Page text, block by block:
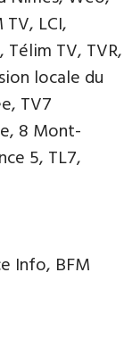
TV, LCI,
Télim TV, TVR,
locale du
TV7
8 Mont-
5, TL7,
Info, BFM